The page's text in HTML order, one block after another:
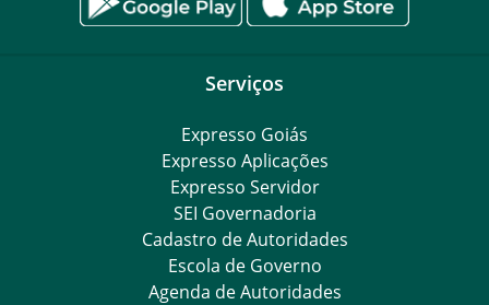
Serviços
Expresso Goiás
Expresso Aplicações
Expresso Servidor
SEI Governadoria
Cadastro de Autoridades
Escola de Governo
Agenda de Autoridades